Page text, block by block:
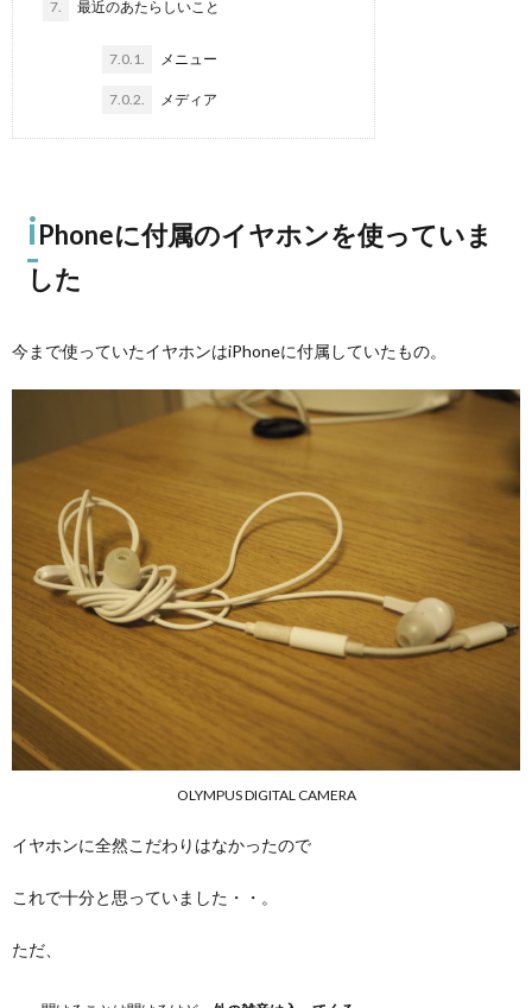
7. 最近のあたらしいこと
7.0.1. メニュー
7.0.2. メディア
iPhoneに付属のイヤホンを使っていま
した
今まで使っていたイヤホンはiPhoneに付属していたもの。
OLYMPUS DIGITAL CAMERA
イヤホンに全然こだわりはなかったので
これで十分と思っていました・・。
ただ、